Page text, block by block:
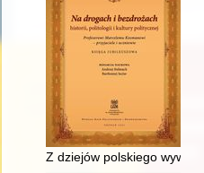
Z dziejów polskiego